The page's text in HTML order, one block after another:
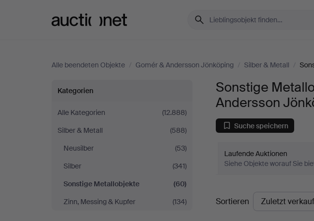
Alle beendeten Objekte / Gomér & Andersson Jönköping / Silber & Metall /
Sonstige
Metallobjekte
bei
Gomér
Andersson
Kategorien
Alle Kategorien
(12.888)
Silber & Metall
(588)
Neusilber
(53)
Silber
(341)
Sonstige Metallobjekte
(60)
Zinn, Messing & Kupfer
(134)
Sonstige
Andersson
Suche speichern
Laufende Auktionen
Siehe Objekte worauf Sie
Endpreise
Sortieren